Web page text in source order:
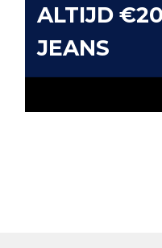
ALTIJD
JEANS